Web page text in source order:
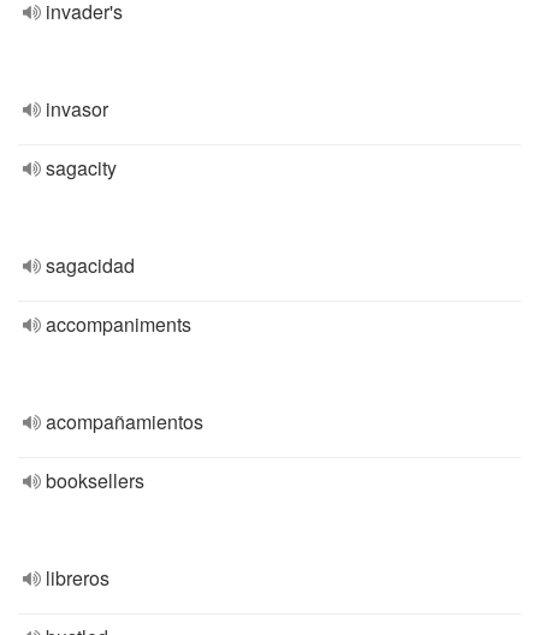
invader's
invasor
sagacity
sagacidad
accompaniments
acompañamientos
booksellers
libreros